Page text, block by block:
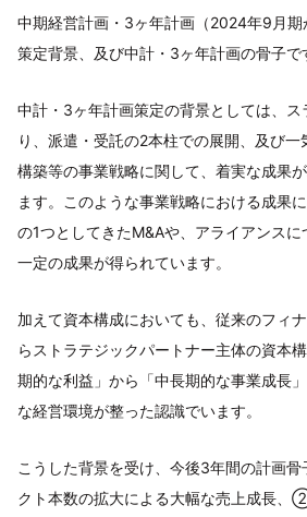
中期経営計画・3ヶ年計画（2024年9月
策定背景、及び中計・3ヶ年計画の骨子で
中計・3ヶ年計画策定の背景としては、ス
り、派遣・受託の2本柱での展開、及び
構築等の事業戦略に関して、着実な成果
ます。このような事業戦略における成果
の1つとしてきたM&Aや、アライアンスに
一定の成果が得られています。
加えて資本構成においても、従来のフィ
らストラテジックパートナー主体の資本
期的な利益」から「中長期的な事業成長
な経営環境が整った認識でいます。
こうした背景を受け、今後3年間の計画
クト本数の拡大による大幅な売上成長、